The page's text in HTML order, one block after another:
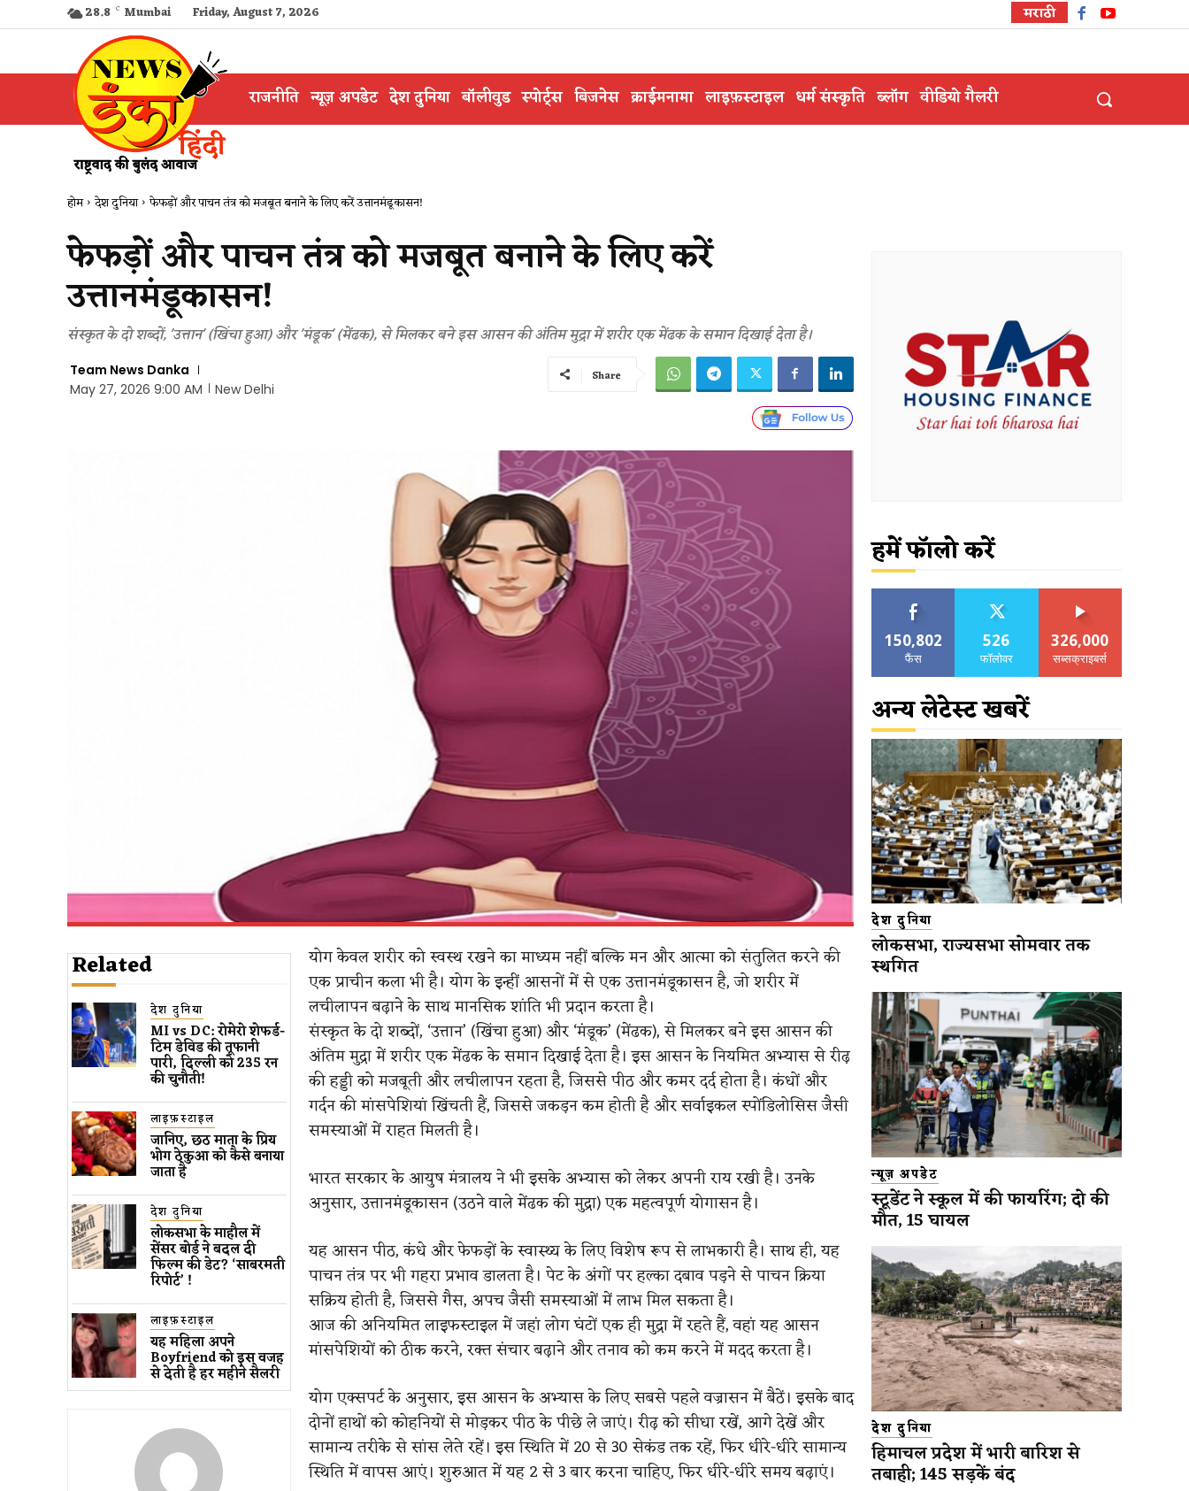
28.8 C Mumbai Friday, August 7, 2026 मराठी
राजनीति न्यूज़ अपडेट देश दुनिया बॉलीवुड स्पोर्ट्स बिजनेस क्राईमनामा लाइफ़स्टाइल धर्म संस्कृति ब्लॉग वीडियो गैलरी
होम देश दुनिया फेफड़ों और पाचन तंत्र को मजबूत बनाने के लिए करें उत्तानमंडूकासन!
फेफड़ों और पाचन तंत्र को मजबूत बनाने के लिए करें
उत्तानमंडूकासन!
संस्कृत के दो शब्दों, 'उत्तान' (खिंचा हुआ) और 'मंडूक' (मेंढक), से मिलकर बने इस आसन की अंतिम मुद्रा में शरीर एक मेंढक के समान दिखाई देता है।
Team News Danka
May 27, 2026 9:00 AM
New Delhi
Share
Related
देश दुनिया
MI vs DC: रोमेरो शेफर्ड-
टिम डेविड की तूफानी
पारी, दिल्ली को 235 रन
की चुनौती!
लाइफ़स्टाइल
जानिए, छठ माता के प्रिय
भोग ठेकुआ को कैसे बनाया
जाता है
देश दुनिया
लोकसभा के माहौल में
सेंसर बोर्ड ने बदल दी
फिल्म की डेट? ‘साबरमती
रिपोर्ट’ !
लाइफ़स्टाइल
यह महिला अपने
Boyfriend को इस वजह
से देती है हर महीने सैलरी
योग केवल शरीर को स्वस्थ रखने का माध्यम नहीं बल्कि मन और आत्मा को संतुलित करने की
एक प्राचीन कला भी है। योग के इन्हीं आसनों में से एक उत्तानमंडूकासन है, जो शरीर में
लचीलापन बढ़ाने के साथ मानसिक शांति भी प्रदान करता है।
संस्कृत के दो शब्दों, ‘उत्तान’ (खिंचा हुआ) और ‘मंडूक’ (मेंढक), से मिलकर बने इस आसन की
अंतिम मुद्रा में शरीर एक मेंढक के समान दिखाई देता है। इस आसन के नियमित अभ्यास से रीढ़
की हड्डी को मजबूती और लचीलापन रहता है, जिससे पीठ और कमर दर्द होता है। कंधों और
गर्दन की मांसपेशियां खिंचती हैं, जिससे जकड़न कम होती है और सर्वाइकल स्पोंडिलोसिस जैसी
समस्याओं में राहत मिलती है।
भारत सरकार के आयुष मंत्रालय ने भी इसके अभ्यास को लेकर अपनी राय रखी है। उनके
अनुसार, उत्तानमंडूकासन (उठने वाले मेंढक की मुद्रा) एक महत्वपूर्ण योगासन है।
यह आसन पीठ, कंधे और फेफड़ों के स्वास्थ्य के लिए विशेष रूप से लाभकारी है। साथ ही, यह
पाचन तंत्र पर भी गहरा प्रभाव डालता है। पेट के अंगों पर हल्का दबाव पड़ने से पाचन क्रिया
सक्रिय होती है, जिससे गैस, अपच जैसी समस्याओं में लाभ मिल सकता है।
आज की अनियमित लाइफस्टाइल में जहां लोग घंटों एक ही मुद्रा में रहते हैं, वहां यह आसन
मांसपेशियों को ठीक करने, रक्त संचार बढ़ाने और तनाव को कम करने में मदद करता है।
योग एक्सपर्ट के अनुसार, इस आसन के अभ्यास के लिए सबसे पहले वज्रासन में बैठें। इसके बाद
दोनों हाथों को कोहनियों से मोड़कर पीठ के पीछे ले जाएं। रीढ़ को सीधा रखें, आगे देखें और
सामान्य तरीके से सांस लेते रहें। इस स्थिति में 20 से 30 सेकंड तक रहें, फिर धीरे-धीरे सामान्य
स्थिति में वापस आएं। शुरुआत में यह 2 से 3 बार करना चाहिए, फिर धीरे-धीरे समय बढ़ाएं।
हमें फॉलो करें
150,802
फैंस
526
फॉलोवर
326,000
सब्सक्राइबर्स
अन्य लेटेस्ट खबरें
देश दुनिया
लोकसभा, राज्यसभा सोमवार तक
स्थगित
न्यूज़ अपडेट
स्टूडेंट ने स्कूल में की फायरिंग; दो की
मौत, 15 घायल
देश दुनिया
हिमाचल प्रदेश में भारी बारिश से
तबाही; 145 सड़कें बंद